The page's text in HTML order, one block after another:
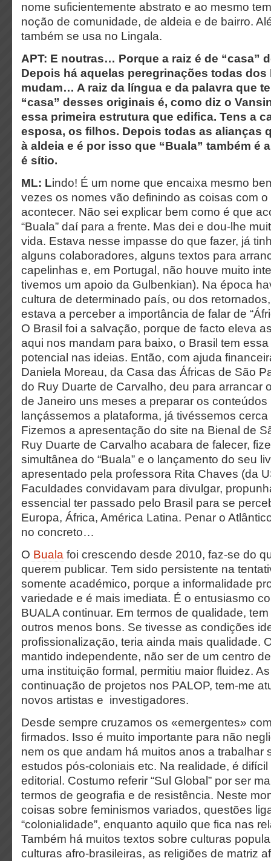
nome suficientemente abstrato e ao mesmo
noção de comunidade, de aldeia e de bairro.
também se usa no Lingala.
APT: E noutras… Porque a raiz é de “casa”
Depois há aquelas peregrinações todas
mudam… A raiz da língua e da palavra que
“casa” desses originais é, como diz o
essa primeira estrutura que edifica. Tens a
esposa, os filhos. Depois todas as alianças
à aldeia e é por isso que “Buala” também é
é sítio.
ML: Lindo! É um nome que encaixa mesmo
vezes os nomes vão definindo as coisas com
acontecer. Não sei explicar bem como é que
“Buala” daí para a frente. Mas dei e dou-lhe
vida. Estava nesse impasse do que fazer, já
alguns colaboradores, alguns textos para
capelinhas e, em Portugal, não houve muito
tivemos um apoio da Gulbenkian). Na época
cultura de determinado país, ou dos
estava a perceber a importância de falar de
O Brasil foi a salvação, porque de facto eleva
aqui nos mandam para baixo, o Brasil tem
potencial nas ideias. Então, com ajuda
Daniela Moreau, da Casa das Áfricas de São
do Ruy Duarte de Carvalho, deu para arrancar
de Janeiro uns meses a preparar os
lançássemos a plataforma, já tivéssemos
Fizemos a apresentação do site na Bienal de
Ruy Duarte de Carvalho acabara de falecer,
simultânea do “Buala” e o lançamento do seu
apresentado pela professora Rita Chaves (da
Faculdades convidavam para divulgar,
essencial ter passado pelo Brasil para se
Europa, África, América Latina. Penar o
no concreto…
O Buala foi crescendo desde 2010, faz-se do
querem publicar. Tem sido persistente na
somente académico, porque a informalidade
variedade e é mais imediata. É o entusiasmo
BUALA continuar. Em termos de qualidade,
outros menos bons. Se tivesse as condições
profissionalização, teria ainda mais qualidade.
mantido independente, não ser de um centro
uma instituição formal, permitiu maior fluidez.
continuação de projetos nos PALOP, tem-me
novos artistas e investigadores.
Desde sempre cruzamos os «emergentes»
firmados. Isso é muito importante para não
nem os que andam há muitos anos a trabalhar
estudos pós-coloniais etc. Na realidade, é difícil
editorial. Costumo referir “Sul Global” por ser
termos de geografia e de resistência. Neste
coisas sobre feminismos variados, questões
“colonialidade”, enquanto aquilo que fica nas
Também há muitos textos sobre culturas
culturas afro-brasileiras, as religiões de matriz